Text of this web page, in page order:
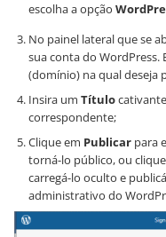
escolha a opção
No painel lateral que se
sua conta do WordPress.
(domínio) na qual deseja
Insira um Título
correspondente;
Clique em Publicar para
torná-lo público, ou
carregá-lo oculto e
administrativo do